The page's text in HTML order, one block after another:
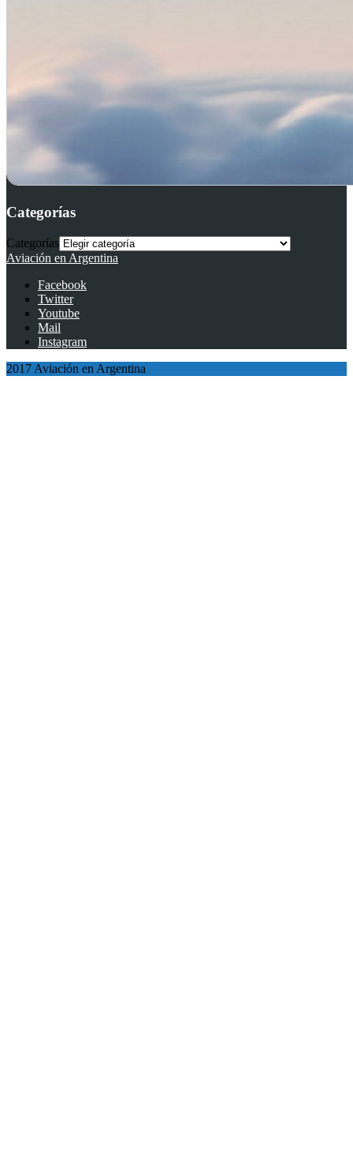
Categorías
Categorías
Aviación en Argentina
Facebook
Twitter
Youtube
Mail
Instagram
2017 Aviación en Argentina